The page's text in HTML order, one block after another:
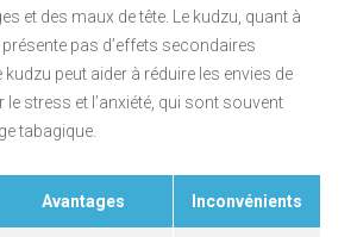
et des maux de tête. Le kudzu, quant à
présente pas d’effets secondaires
kudzu peut aider à réduire les envies de
stress et l’anxiété, qui sont souvent
tabagique.
Avantages Inconvénients